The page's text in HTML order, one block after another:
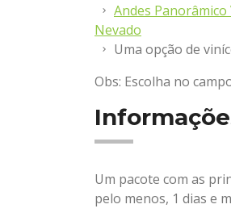
Andes
Nevado
Uma opção de
Obs: Escolha no
Um pacote com as
pelo menos, 1 dias e